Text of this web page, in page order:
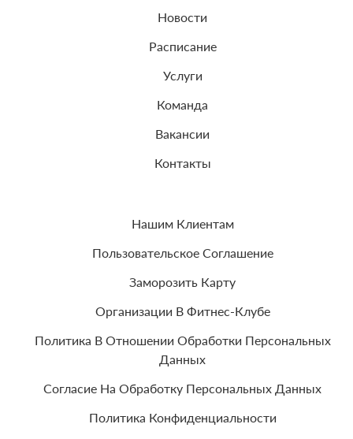
Новости
Расписание
Услуги
Команда
Вакансии
Контакты
Нашим Клиентам
Пользовательское Соглашение
Заморозить Карту
Организации В Фитнес-Клубе
Политика В Отношении Обработки Персональных
Данных
Согласие На Обработку Персональных Данных
Политика Конфиденциальности